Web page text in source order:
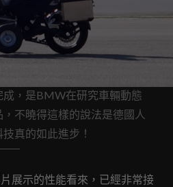
成，是BMW在研究車輛動態
不曉得這樣的說法是德國人
真的如此進步！
展示的性能看來，已經非常接